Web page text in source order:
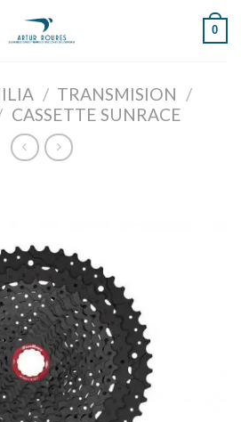
0
/ TRANSMISION /
CASSETTE SUNRACE